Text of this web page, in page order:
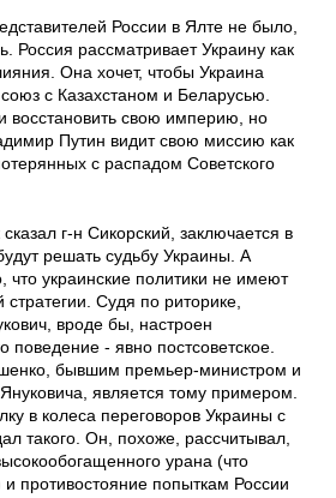
России в Ялте не было,
Россия рассматривает Украину как
Она хочет, чтобы Украина
с Казахстаном и Беларусью.
восстановить свою империю, но
Путин видит свою миссию как
с распадом Советского
г-н Сикорский, заключается в
решать судьбу Украины. А
что украинские политики не имеют
стратегии. Судя по риторике,
вроде бы, настроен
поведение - явно постсоветское.
бывшим премьер-министром и
является тому примером.
в колеса переговоров Украины с
такого. Он, похоже, рассчитывал,
урана (что
противостояние попыткам России